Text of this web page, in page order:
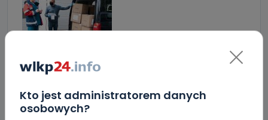
Kto jest administratorem danych
osobowych?
Fot. Wielkopolska Izba Lekarska
Lekarze Lekarzom